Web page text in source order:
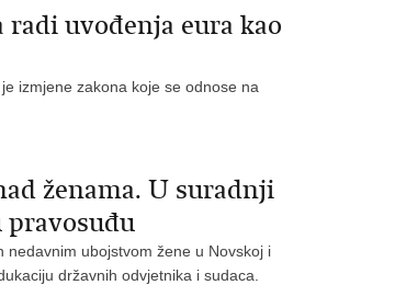
uvođenja eura kao
izmjene zakona koje se odnose na
ženama. U suradnji
pravosuđu
ubojstvom žene u Novskoj i
državnih odvjetnika i sudaca.